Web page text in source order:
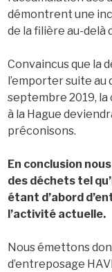
démontrent une
de la filière au-delà
Convaincus que la
l’emporter suite au
septembre 2019, la
à la Hague
préconisons.
En conclusion
des déchets tel
étant d’abord
l’activité actuelle.
Nous émettons
d’entreposage